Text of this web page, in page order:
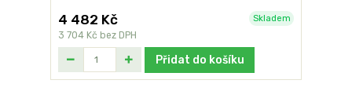
4 482 Kč
3 704 Kč bez DPH
Skladem
Přidat do košíku